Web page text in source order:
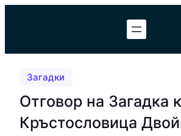
Загадки
Отговор на Загадка
Кръстословица